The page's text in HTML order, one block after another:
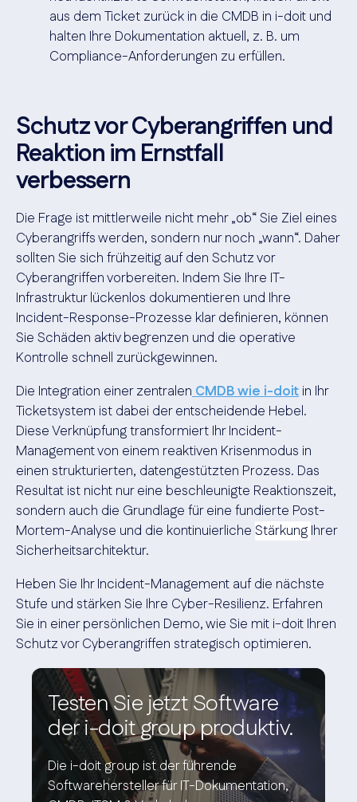
aus dem Ticket zurück in die CMDB in i-doit und
halten Ihre Dokumentation aktuell, z. B. um
Compliance-Anforderungen zu erfüllen.
Schutz vor Cyberangriffen und
Reaktion im Ernstfall
verbessern
Die Frage ist mittlerweile nicht mehr „ob“ Sie Ziel eines
Cyberangriffs werden, sondern nur noch „wann“. Daher
sollten Sie sich frühzeitig auf den Schutz vor
Cyberangriffen vorbereiten. Indem Sie Ihre IT-
Infrastruktur lückenlos dokumentieren und Ihre
Incident-Response-Prozesse klar definieren, können
Sie Schäden aktiv begrenzen und die operative
Kontrolle schnell zurückgewinnen.
Die Integration einer zentralen CMDB wie i-doit in Ihr
Ticketsystem ist dabei der entscheidende Hebel.
Diese Verknüpfung transformiert Ihr Incident-
Management von einem reaktiven Krisenmodus in
einen strukturierten, datengestützten Prozess. Das
Resultat ist nicht nur eine beschleunigte Reaktionszeit,
sondern auch die Grundlage für eine fundierte Post-
Mortem-Analyse und die kontinuierliche Stärkung Ihrer
Sicherheitsarchitektur.
Heben Sie Ihr Incident-Management auf die nächste
Stufe und stärken Sie Ihre Cyber-Resilienz. Erfahren
Sie in einer persönlichen Demo, wie Sie mit i-doit Ihren
Schutz vor Cyberangriffen strategisch optimieren.
Testen Sie jetzt Software
der i-doit group produktiv.
Die i-doit group ist der führende
Softwarehersteller für IT-Dokumentation,